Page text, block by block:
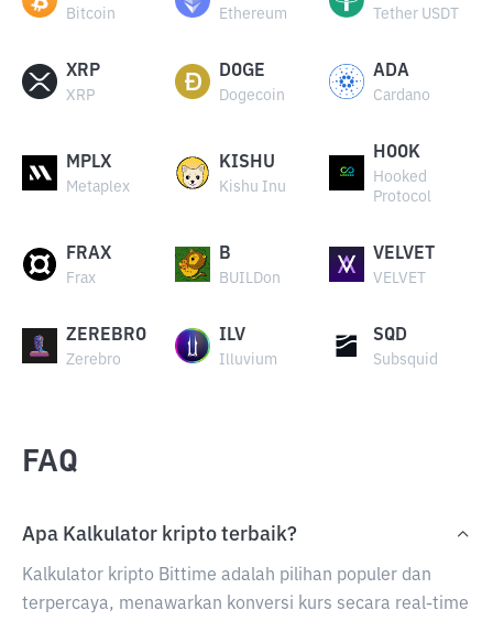
Bitcoin Ethereum Tether USDT
XRP
XRP
DOGE
Dogecoin
ADA
Cardano
MPLX
Metaplex
KISHU
Kishu Inu
HOOK
Hooked
Protocol
FRAX
Frax
B
BUILDon
VELVET
VELVET
ZEREBRO
Zerebro
ILV
Illuvium
SQD
Subsquid
FAQ
Apa Kalkulator kripto terbaik?
Kalkulator kripto Bittime adalah pilihan populer dan
terpercaya, menawarkan konversi kurs secara real-time